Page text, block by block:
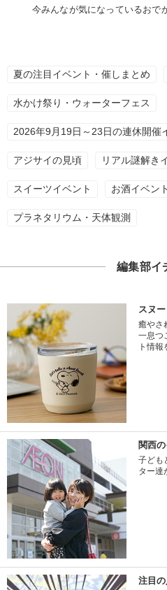
今みんなが気になっているおで
夏の注目イベント・催しまとめ
水かけ祭り・ウォーターフェス
2026年9月19日～23日の連休開催
アジサイの見頃 リアル謎解き
スイーツイベント お酒イベント
プラネタリウム・天体観測
編集部イ
スヌ
癒やさ
一息つ
ト情
関西
子ども
ター達
注目の